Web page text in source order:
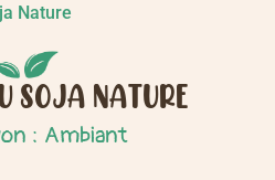
Nature
SOJA NATURE
: Ambiant